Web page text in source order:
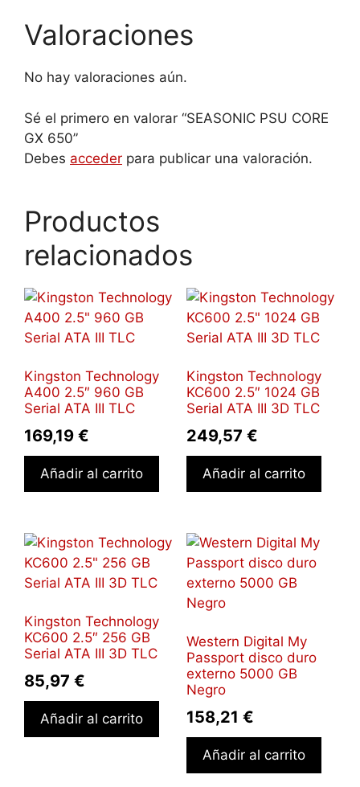
Valoraciones
No hay valoraciones aún.
Sé el primero en valorar “SEASONIC PSU CORE
GX 650”
Debes acceder para publicar una valoración.
Productos
relacionados
Kingston Technology
A400 2.5″ 960 GB
Serial ATA III TLC
169,19 €
Añadir al carrito
Kingston Technology
KC600 2.5″ 1024 GB
Serial ATA III 3D TLC
249,57 €
Añadir al carrito
Kingston Technology
KC600 2.5″ 256 GB
Serial ATA III 3D TLC
85,97 €
Añadir al carrito
Western Digital My
Passport disco duro
externo 5000 GB
Negro
158,21 €
Añadir al carrito